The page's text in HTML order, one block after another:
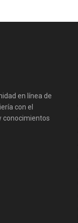
en línea de
con el
conocimientos